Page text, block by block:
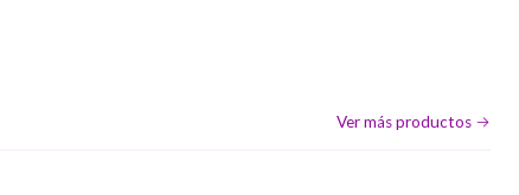
Ver más productos